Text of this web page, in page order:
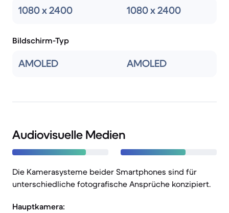
1080 x 2400 1080 x 2400
Bildschirm-Typ
AMOLED AMOLED
Audiovisuelle Medien
Die Kamerasysteme beider Smartphones sind für
unterschiedliche fotografische Ansprüche konzipiert.
Hauptkamera: